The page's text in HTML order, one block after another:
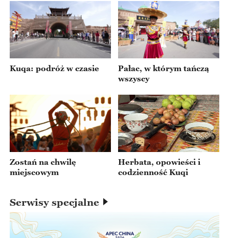
Kuqa: podróż w czasie
Pałac, w którym tańczą
wszyscy
Zostań na chwilę
miejscowym
Herbata, opowieści i
codzienność Kuqi
Serwisy specjalne